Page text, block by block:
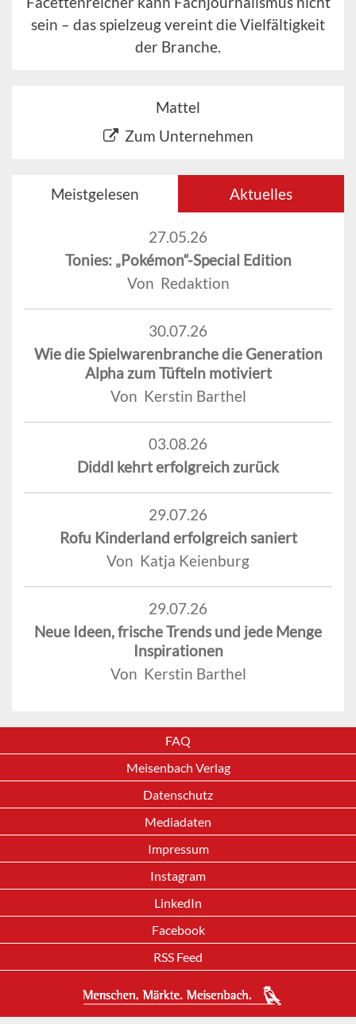
sein – das spielzeug vereint die Vielfältigkeit
der Branche.
Mattel
Zum Unternehmen
Meistgelesen Aktuelles
27.05.26
Tonies: „Pokémon“-Special Edition
Von Redaktion
30.07.26
Wie die Spielwarenbranche die Generation
Alpha zum Tüfteln motiviert
Von Kerstin Barthel
03.08.26
Diddl kehrt erfolgreich zurück
29.07.26
Rofu Kinderland erfolgreich saniert
Von Katja Keienburg
29.07.26
Neue Ideen, frische Trends und jede Menge
Inspirationen
Von Kerstin Barthel
FAQ
Meisenbach Verlag
Datenschutz
Mediadaten
Impressum
Instagram
LinkedIn
Facebook
RSS Feed